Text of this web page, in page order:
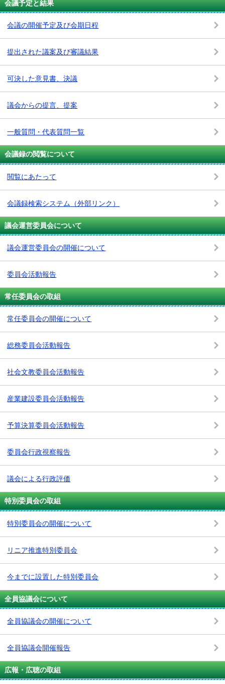
会議予定と結果
会議の開催予定及び会期日程
提出された議案及び審議結果
可決した意見書、決議
議会からの提言、提案
一般質問・代表質問一覧
会議録の閲覧について
閲覧にあたって
会議録検索システム （外部リンク）
議会運営委員会について
議会運営委員会の開催について
委員会活動報告
常任委員会の取組
常任委員会の開催について
総務委員会活動報告
社会文教委員会活動報告
産業建設委員会活動報告
予算決算委員会活動報告
委員会行政視察報告
議会による行政評価
特別委員会の取組
特別委員会の開催について
リニア推進特別委員会
今までに設置した特別委員会
全員協議会について
全員協議会の開催について
全員協議会開催報告
広報・広聴の取組